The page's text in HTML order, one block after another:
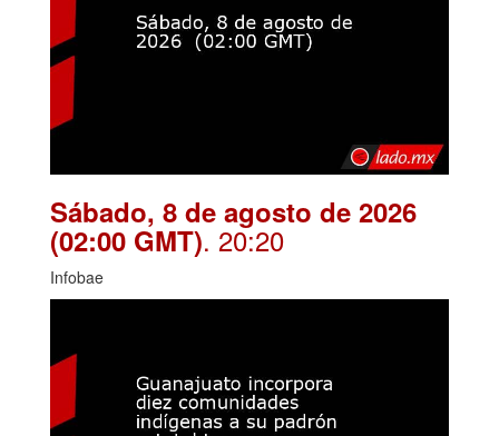
Sábado, 8 de agosto de 2026
(02:00 GMT). 20:20
Infobae